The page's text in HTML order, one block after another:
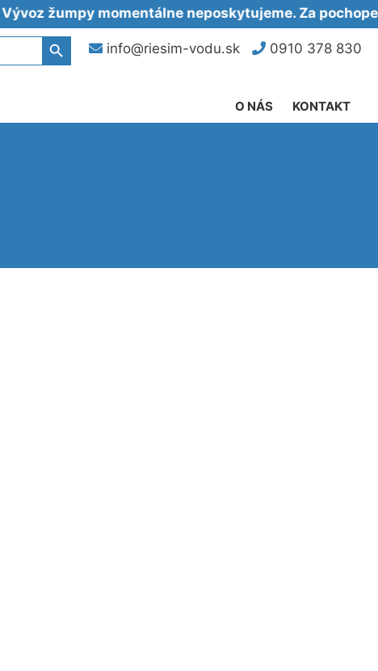
žumpy momentálne neposkytujeme. Za pochopenie
info@riesim-vodu.sk 0910 378 830
Search Button
KONTAKT
O NÁS